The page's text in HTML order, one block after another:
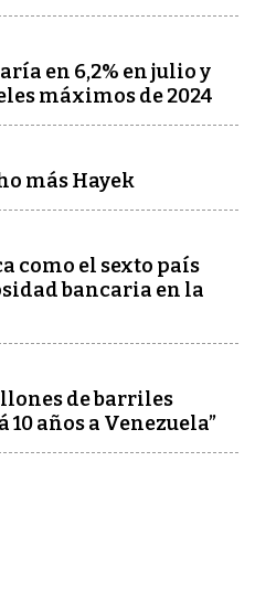
en 6,2% en julio y
máximos de 2024
más Hayek
como el sexto país
bancaria en la
de barriles
años a Venezuela”